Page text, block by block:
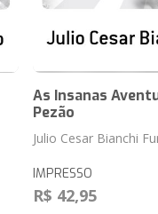
As Insanas
Pezão
Julio Cesar Bianchi
IMPRESSO
R$ 42,95